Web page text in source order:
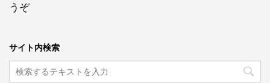
うぞ
サイト内検索